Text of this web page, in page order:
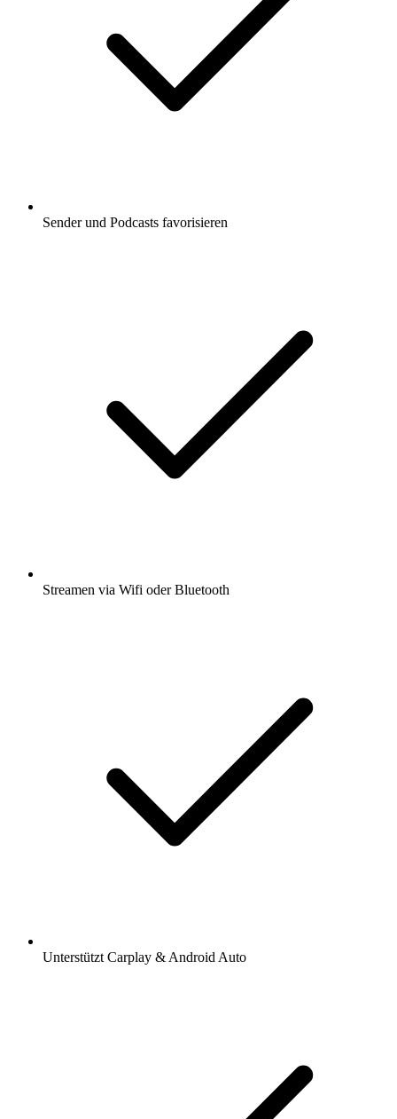
Sender und Podcasts favorisieren
Streamen via Wifi oder Bluetooth
Unterstützt Carplay & Android Auto